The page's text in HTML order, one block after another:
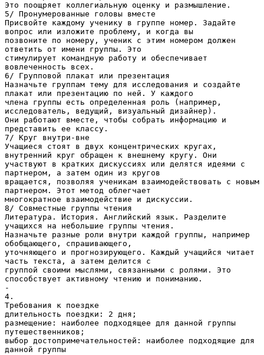
Это поощряет коллегиальную оценку и размышление.
5/ Пронумерованные головы вместе
Присвойте каждому ученику в группе номер. Задайте
вопрос или изложите проблему, и когда вы
позвоните по номеру, ученик с этим номером должен
ответить от имени группы. Это
стимулирует командную работу и обеспечивает
вовлеченность всех.
6/ Групповой плакат или презентация
Назначьте группам тему для исследования и создайте
плакат или презентацию по ней. У каждого
члена группы есть определенная роль (например,
исследователь, ведущий, визуальный дизайнер).
Они работают вместе, чтобы собрать информацию и
представить ее классу.
7/ Круг внутри-вне
Учащиеся стоят в двух концентрических кругах,
внутренний круг обращен к внешнему кругу. Они
участвуют в кратких дискуссиях или делятся идеями с
партнером, а затем один из кругов
вращается, позволяя ученикам взаимодействовать с новым
партнером. Этот метод облегчает
многократное взаимодействие и дискуссии.
8/ Совместные группы чтения
Литература. История. Английский язык. Разделите
учащихся на небольшие группы чтения.
Назначьте разные роли внутри каждой группы, например
обобщающего, спрашивающего,
уточняющего и прогнозирующего. Каждый учащийся читает
часть текста, а затем делится с
группой своими мыслями, связанными с ролями. Это
способствует активному чтению и пониманию.
-
4.
Требования к поездке
длительность поездки: 2 дня;
размещение: наиболее подходящее для данной группы
путешественников;
выбор достопримечательностей: наиболее подходящие для
данной группы